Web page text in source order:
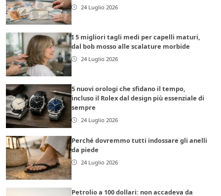
24 Luglio 2026
I 5 migliori tagli medi per capelli maturi,
dal bob mosso alle scalature morbide
24 Luglio 2026
5 nuovi orologi che sfidano il tempo,
incluso il Rolex dal design più essenziale di
sempre
24 Luglio 2026
Perché dovremmo tutti indossare gli anelli
da piede
24 Luglio 2026
Petrolio a 100 dollari: non accadeva da